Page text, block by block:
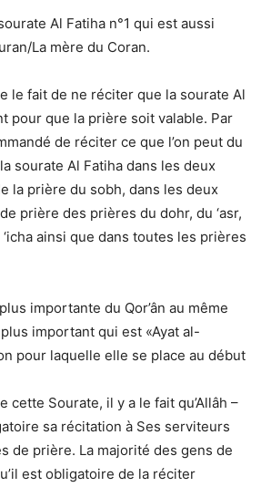
Al Fatiha n°1 qui est aussi
La mère du Coran.
le fait de ne réciter que la sourate Al
pour que la prière soit valable. Par
de réciter ce que l’on peut du
sourate Al Fatiha dans les deux
la prière du sobh, dans les deux
prière des prières du dohr, du ‘asr,
ainsi que dans toutes les prières
importante du Qor’ân au même
important qui est «Ayat al-
pour laquelle elle se place au début
cette Sourate, il y a le fait qu’Allâh –
sa récitation à Ses serviteurs
de prière. La majorité des gens de
est obligatoire de la réciter